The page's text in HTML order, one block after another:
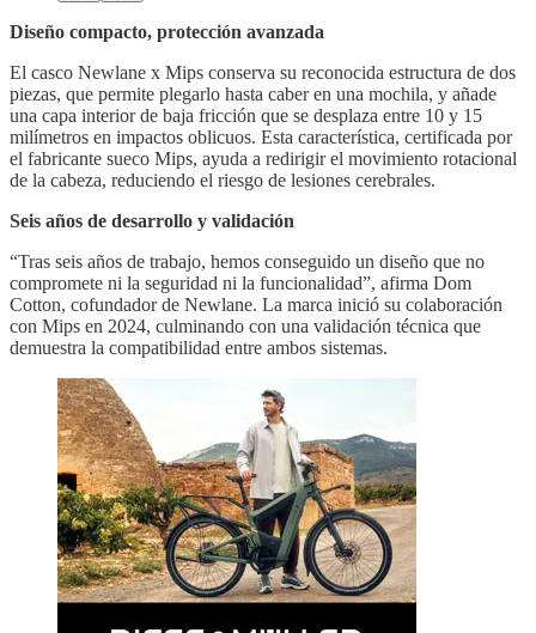
Diseño compacto, protección avanzada
El casco Newlane x Mips conserva su reconocida estructura de dos
piezas, que permite plegarlo hasta caber en una mochila, y añade
una capa interior de baja fricción que se desplaza entre 10 y 15
milímetros en impactos oblicuos. Esta característica, certificada por
el fabricante sueco Mips, ayuda a redirigir el movimiento rotacional
de la cabeza, reduciendo el riesgo de lesiones cerebrales.
Seis años de desarrollo y validación
“Tras seis años de trabajo, hemos conseguido un diseño que no
compromete ni la seguridad ni la funcionalidad”, afirma Dom
Cotton, cofundador de Newlane. La marca inició su colaboración
con Mips en 2024, culminando con una validación técnica que
demuestra la compatibilidad entre ambos sistemas.